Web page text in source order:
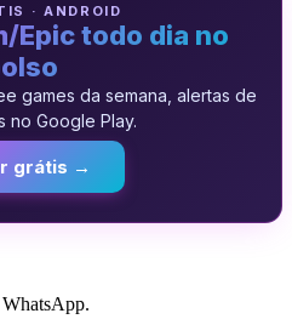
· ANDROID
Epic todo dia no
games da semana, alertas de
no Google Play.
grátis →